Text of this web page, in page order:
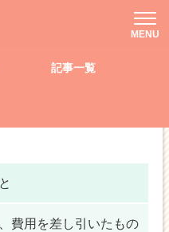
MENU
記事一覧
の違いって？
費用を差し引いた もの